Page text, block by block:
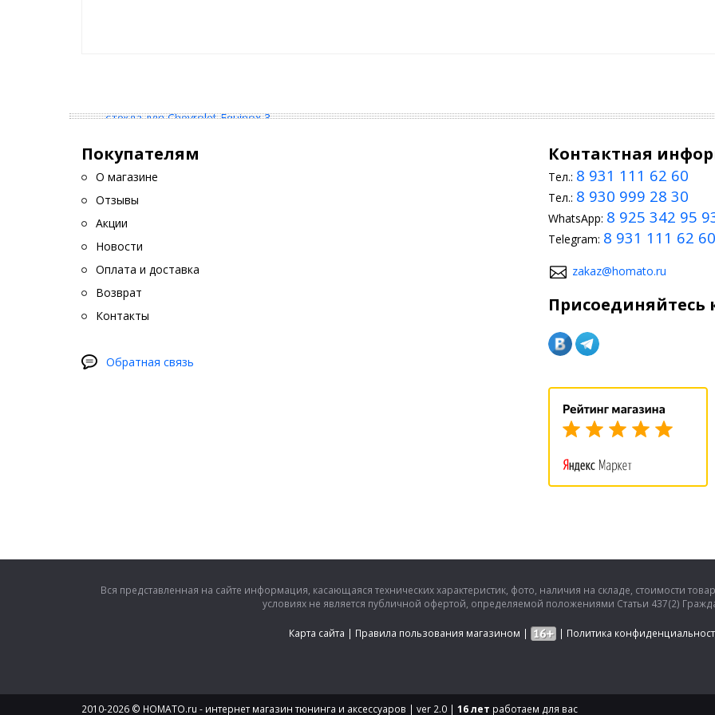
пассажирская сторона) Обозначения Л-L и П-R находятся в нижней части
дефлектора.
Шаблон для установки – 1 шт.
QR-код с видеоинструкцией – 1шт.
длине стойки к ближнему краю лобового стекла
Покупателям
О магазине
Отзывы
Акции
Новости
Оплата и доставка
Возврат
Контакты
Обратная связь
Контактная
Тел.: 8 931 111 62 60
Тел.: 8 930 999 28 30
WhatsApp: 8 925 342 95
Telegram: 8 931 111 62 60
zakaz@homato.ru
Присоединяйтесь
Вся представленная на сайте информация, касающаяся технических характеристик, фото, наличия на складе, стоимости
условиях не является публичной офертой, определяемой положениями Статьи 437(2)
Карта сайта | Правила пользования магазином | | Политика
2010-2026 © HOMATO.ru - интернет магазин тюнинга и аксессуаров | ver 2.0 | 16 лет работаем для вас